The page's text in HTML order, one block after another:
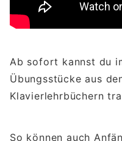
Ab sofort kannst du
Übungsstücke aus
Klavierlehrbüchern
So können auch